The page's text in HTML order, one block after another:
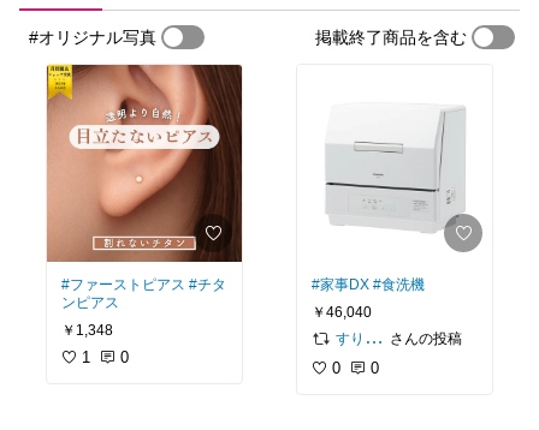
#オリジナル写真 掲載終了商品を含む
#ファーストピアス #チタ
ンピアス
￥1,348
1 0
#家事DX #食洗機
￥46,040
すりすりはむちゃん
さんの投稿
0 0